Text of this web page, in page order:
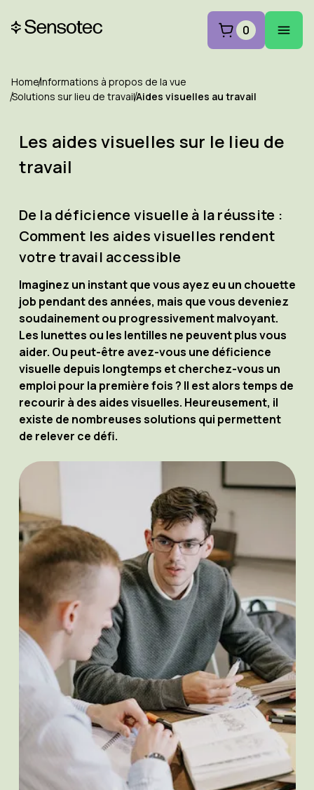
0
HomeInformations à propos de la vue
Solutions sur lieu de travailAides visuelles au travail
Les aides visuelles sur le lieu de
travail
De la déficience visuelle à la réussite :
Comment les aides visuelles rendent
votre travail accessible
Imaginez un instant que vous ayez eu un chouette
job pendant des années, mais que vous deveniez
soudainement ou progressivement malvoyant.
Les lunettes ou les lentilles ne peuvent plus vous
aider. Ou peut-être avez-vous une déficience
visuelle depuis longtemps et cherchez-vous un
emploi pour la première fois ? Il est alors temps de
recourir à des aides visuelles. Heureusement, il
existe de nombreuses solutions qui permettent
de relever ce défi.